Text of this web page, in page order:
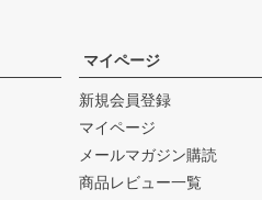
マイページ
新規会員登録
マイページ
メールマガジン購読
商品レビュー一覧